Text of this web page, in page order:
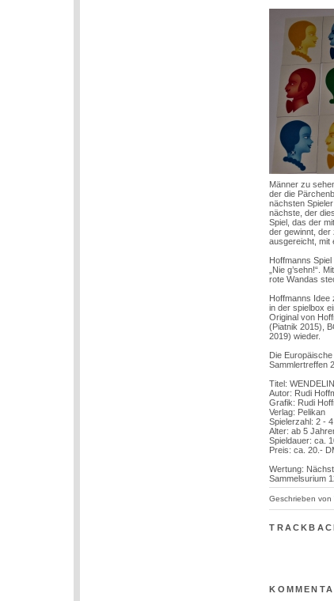
Männer zu
der die
nächsten
nächste, der
Spiel, das der
der gewinnt, der
ausgereicht, mit
Hoffmanns
„Nie g’sehn!“.
rote Wandas
Hoffmanns Idee
in der spielbox
Original von
(Piatnik 2015),
2019) wieder.
Die
Sammlertreffen
Titel:
Autor: Rudi
Grafik: Rudi
Verlag: Pelikan
Spielerzahl: 2 - 4
Alter: ab 5
Spieldauer: ca.
Preis: ca. 20.-
Wertung:
Sammelsurium
Geschrieben von